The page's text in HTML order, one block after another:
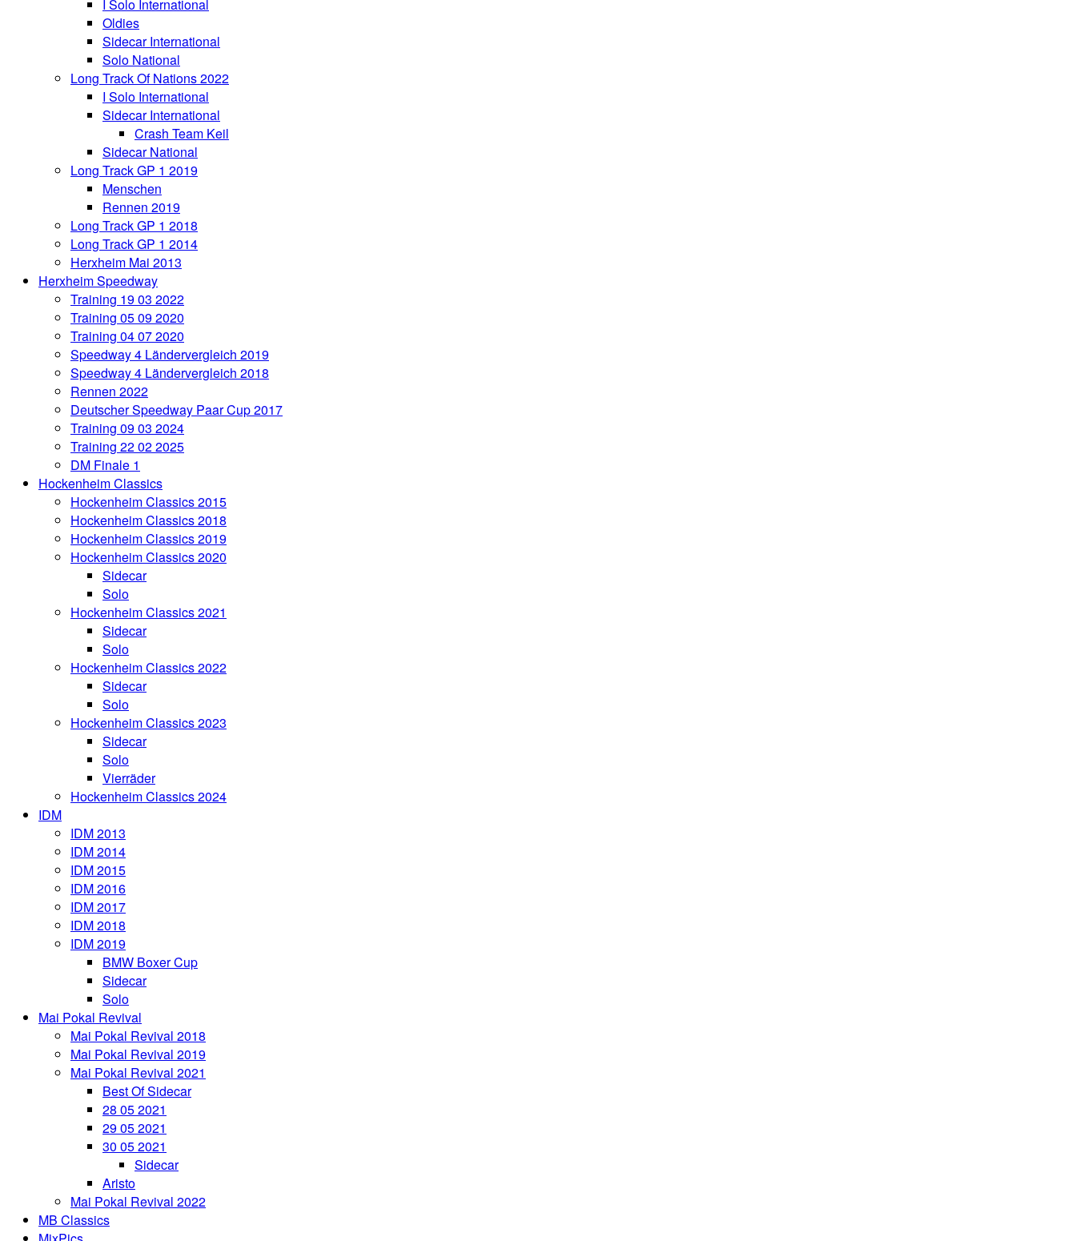
I Solo International
Oldies
Sidecar International
Solo National
Long Track Of Nations 2022
I Solo International
Sidecar International
Crash Team Keil
Sidecar National
Long Track GP 1 2019
Menschen
Rennen 2019
Long Track GP 1 2018
Long Track GP 1 2014
Herxheim Mai 2013
Herxheim Speedway
Training 19 03 2022
Training 05 09 2020
Training 04 07 2020
Speedway 4 Ländervergleich 2019
Speedway 4 Ländervergleich 2018
Rennen 2022
Deutscher Speedway Paar Cup 2017
Training 09 03 2024
Training 22 02 2025
DM Finale 1
Hockenheim Classics
Hockenheim Classics 2015
Hockenheim Classics 2018
Hockenheim Classics 2019
Hockenheim Classics 2020
Sidecar
Solo
Hockenheim Classics 2021
Sidecar
Solo
Hockenheim Classics 2022
Sidecar
Solo
Hockenheim Classics 2023
Sidecar
Solo
Vierräder
Hockenheim Classics 2024
IDM
IDM 2013
IDM 2014
IDM 2015
IDM 2016
IDM 2017
IDM 2018
IDM 2019
BMW Boxer Cup
Sidecar
Solo
Mai Pokal Revival
Mai Pokal Revival 2018
Mai Pokal Revival 2019
Mai Pokal Revival 2021
Best Of Sidecar
28 05 2021
29 05 2021
30 05 2021
Sidecar
Aristo
Mai Pokal Revival 2022
MB Classics